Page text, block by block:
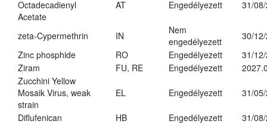
Octadecadienyl
Acetate
AT Engedélyezett 31/
zeta-Cypermethrin IN
Nem
engedélyezett
30/
Zinc phosphide
RO Engedélyezett
31/
Ziram
FU, RE Engedélyezett
Zucchini Yellow
Mosaik Virus, weak
strain
EL Engedélyezett 31/
Diflufenican HB Engedélyezett
31/